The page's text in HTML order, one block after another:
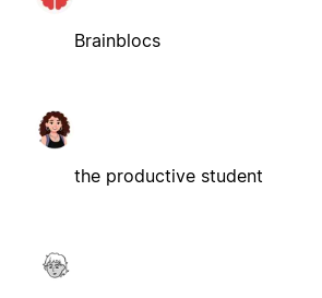
Brainblocs
the productive student